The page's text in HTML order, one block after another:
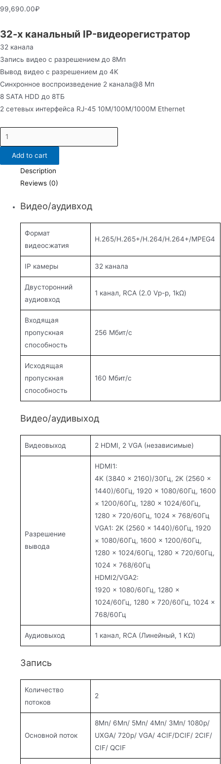
99,690.00₽
32-х канальный IP-видеорегистратор
32 канала
Запись видео с разрешением до 8Мп
Вывод видео с разрешением до 4K
Синхронное воспроизведение 2 канала@8 Мп
8 SATA HDD до 8ТБ
2 сетевых интерфейса RJ-45 10M/100M/1000M Ethernet
DS-
8632NI-
quantity
Add to cart
Description
Reviews (0)
Видео/аудивход
Формат
видеосжатия
H.265/H.265+/H.264/H.264+/MPEG4
IP камеры 32 канала
Двусторонний
аудиовход
1 канал, RCA (2.0 Vp-p, 1kΩ)
Входящая
пропускная
способность
256 Мбит/с
Исходящая
пропускная
способность
160 Мбит/с
Видео/аудивыход
Видеовыход 2 HDMI, 2 VGA (независимые)
Разрешение
вывода
HDMI1:
4K (3840 × 2160)/30Гц, 2K (2560 ×
1440)/60Гц, 1920 × 1080/60Гц, 1600
× 1200/60Гц, 1280 × 1024/60Гц,
1280 × 720/60Гц, 1024 × 768/60Гц
VGA1: 2K (2560 × 1440)/60Гц, 1920
× 1080/60Гц, 1600 × 1200/60Гц,
1280 × 1024/60Гц, 1280 × 720/60Гц,
1024 × 768/60Гц
HDMI2/VGA2:
1920 × 1080/60Гц, 1280 ×
1024/60Гц, 1280 × 720/60Гц, 1024 ×
768/60Гц
Аудиовыход 1 канал, RCA (Линейный, 1 KΩ)
Запись
Количество
потоков
2
Основной поток
8Мп/ 6Мп/ 5Мп/ 4Мп/ 3Мп/ 1080p/
UXGA/ 720p/ VGA/ 4CIF/DCIF/ 2CIF/
CIF/ QCIF